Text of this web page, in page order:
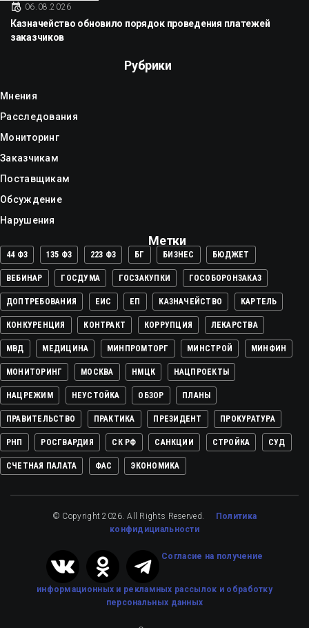
06.08.2026
Казначейство обновило порядок проведения платежей
заказчиков
Рубрики
Мнения
Расследования
Мониторинг
Заказчикам
Поставщикам
Обсуждение
Нарушения
Метки
44 ФЗ 135 ФЗ 223 ФЗ БГ БИЗНЕС БЮДЖЕТ
ВЕБИНАР ГОСДУМА ГОСЗАКУПКИ ГОСОБОРОНЗАКАЗ
ДОПТРЕБОВАНИЯ ЕИС ЕП КАЗНАЧЕЙСТВО КАРТЕЛЬ
КОНКУРЕНЦИЯ КОНТРАКТ КОРРУПЦИЯ ЛЕКАРСТВА
МВД МЕДИЦИНА МИНПРОМТОРГ МИНСТРОЙ МИНФИН
МОНИТОРИНГ МОСКВА НМЦК НАЦПРОЕКТЫ
НАЦРЕЖИМ НЕУСТОЙКА ОБЗОР ПЛАНЫ
ПРАВИТЕЛЬСТВО ПРАКТИКА ПРЕЗИДЕНТ ПРОКУРАТУРА
РНП РОСГВАРДИЯ СК РФ САНКЦИИ СТРОЙКА СУД
СЧЕТНАЯ ПАЛАТА ФАС ЭКОНОМИКА
© Copyright 2026. All Rights Reserved.
Политика
конфидициальности
Cогласие на получение
информационных и рекламных рассылок и обработку
персональных данных